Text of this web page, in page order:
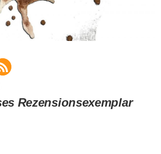
Rezensionsexemplar